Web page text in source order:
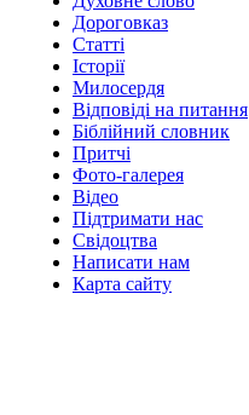
Дороговказ
Cтатті
Історії
Милосердя
Відповіді на питання
Біблійний словник
Притчі
Фото-галерея
Відео
Підтримати нас
Свідоцтва
Написати нам
Карта сайту